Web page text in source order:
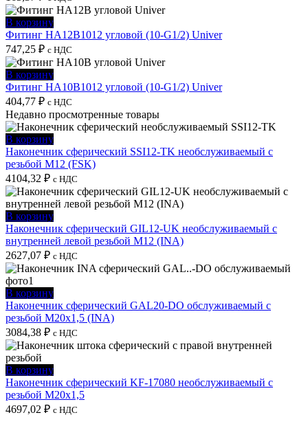
В корзину
Фитинг HA12B1012 угловой (10-G1/2) Univer
747,25 ₽ с НДС
В корзину
Фитинг HA10B1012 угловой (10-G1/2) Univer
404,77 ₽ с НДС
Недавно просмотренные товары
В корзину
Наконечник сферический SSI12-TK необслуживаемый с
резьбой M12 (FSK)
4104,32 ₽ с НДС
В корзину
Наконечник сферический GIL12-UK необслуживаемый с
внутренней левой резьбой M12 (INA)
2627,07 ₽ с НДС
В корзину
Наконечник сферический GAL20-DO обслуживаемый с
резьбой M20x1,5 (INA)
3084,38 ₽ с НДС
В корзину
Наконечник сферический KF-17080 необслуживаемый с
резьбой M20x1,5
4697,02 ₽ с НДС